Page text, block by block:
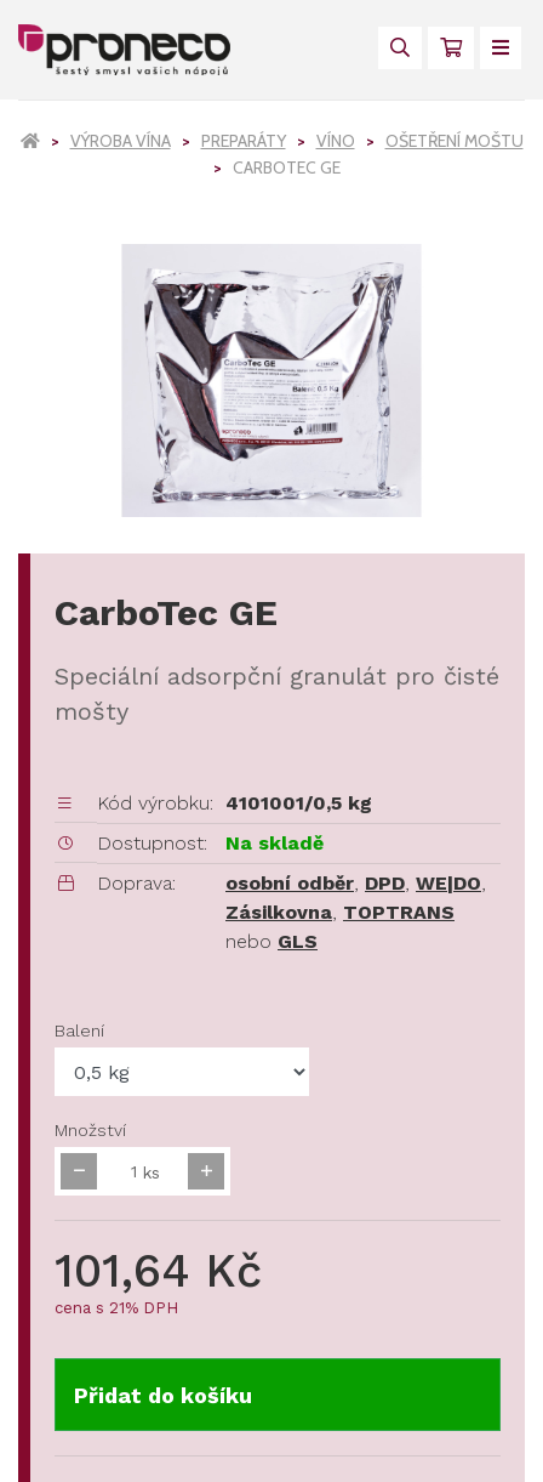
VÝROBA VÍNA PREPARÁTY VÍNO
OŠETŘENÍ MOŠTU
CARBOTEC GE
CarboTec GE
Speciální adsorpční granulát pro čisté
mošty
Kód výrobku:
4101001/0,5 kg
Dostupnost:
Na skladě
Doprava:
osobní odběr, DPD, WE|DO,
Zásilkovna, TOPTRANS
nebo GLS
Balení
Množství
ks
101,64 Kč
cena s 21% DPH
Přidat do košíku